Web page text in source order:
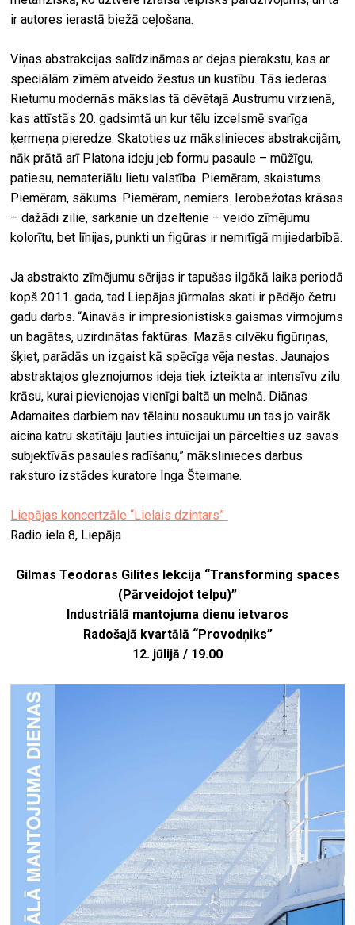
ir autores ierastā biežā ceļošana.
Viņas abstrakcijas salīdzināmas ar dejas pierakstu, kas ar
speciālām zīmēm atveido žestus un kustību. Tās iederas
Rietumu modernās mākslas tā dēvētajā Austrumu virzienā,
kas attīstās 20. gadsimtā un kur tēlu izcelsmē svarīga
ķermeņa pieredze. Skatoties uz mākslinieces abstrakcijām,
nāk prātā arī Platona ideju jeb formu pasaule – mūžīgu,
patiesu, nemateriālu lietu valstība. Piemēram, skaistums.
Piemēram, sākums. Piemēram, nemiers. Ierobežotas krāsas
– dažādi zilie, sarkanie un dzeltenie – veido zīmējumu
kolorītu, bet līnijas, punkti un figūras ir nemitīgā mijiedarbībā.
Ja abstrakto zīmējumu sērijas ir tapušas ilgākā laika periodā
kopš 2011. gada, tad Liepājas jūrmalas skati ir pēdējo četru
gadu darbs. “Ainavās ir impresionistisks gaismas virmojums
un bagātas, uzirdinātas faktūras. Mazās cilvēku figūriņas,
šķiet, parādās un izgaist kā spēcīga vēja nestas. Jaunajos
abstraktajos gleznojumos ideja tiek izteikta ar intensīvu zilu
krāsu, kurai pievienojas vienīgi baltā un melnā. Diānas
Adamaites darbiem nav tēlainu nosaukumu un tas jo vairāk
aicina katru skatītāju ļauties intuīcijai un pārcelties uz savas
subjektīvās pasaules radīšanu,” mākslinieces darbus
raksturo izstādes kuratore Inga Šteimane.
Liepājas koncertzāle “Lielais dzintars”
Radio iela 8, Liepāja
Gilmas Teodoras Gilites lekcija “Transforming spaces
(Pārveidojot telpu)”
Industriālā mantojuma dienu ietvaros
Radošajā kvartālā “Provodņiks”
12. jūlijā / 19.00